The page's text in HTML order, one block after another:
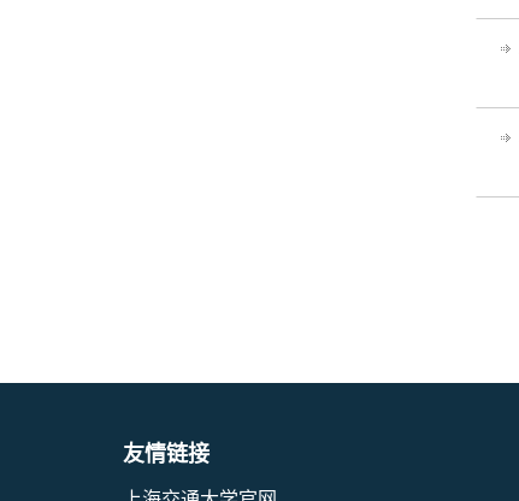
友情链接